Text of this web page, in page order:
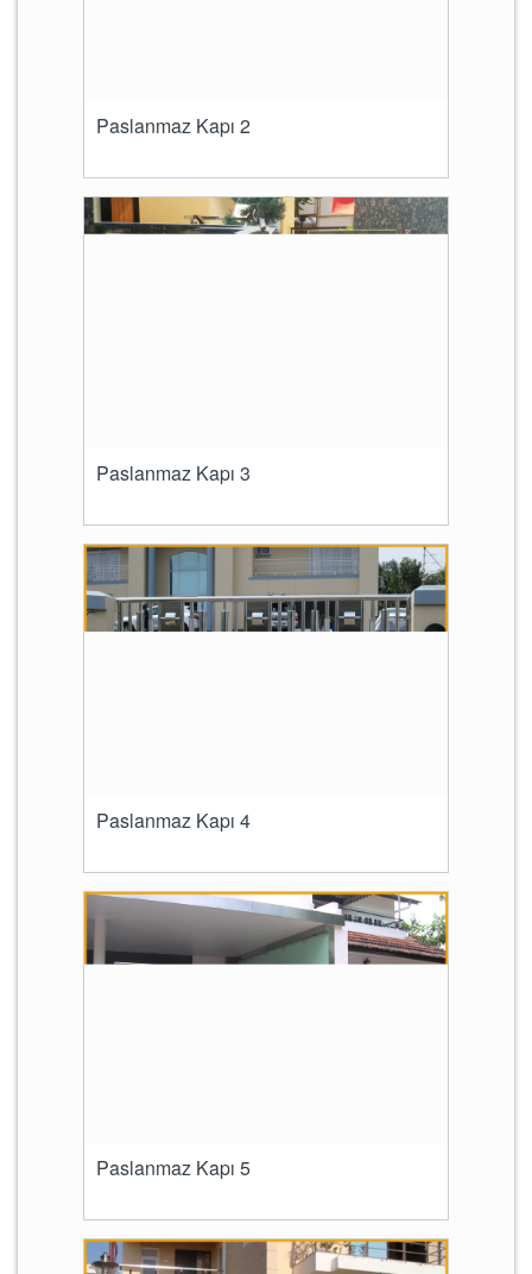
Paslanmaz Kapı 2
Paslanmaz Kapı 3
Paslanmaz Kapı 4
Paslanmaz Kapı 5